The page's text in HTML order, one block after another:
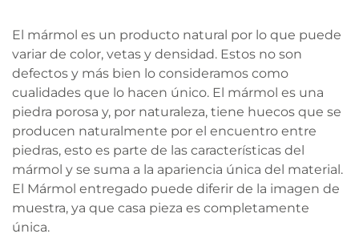
El mármol es un producto natural por lo que puede
variar de color, vetas y densidad. Estos no son
defectos y más bien lo consideramos como
cualidades que lo hacen único. El mármol es una
piedra porosa y, por naturaleza, tiene huecos que se
producen naturalmente por el encuentro entre
piedras, esto es parte de las características del
mármol y se suma a la apariencia única del material.
El Mármol entregado puede diferir de la imagen de
muestra, ya que casa pieza es completamente
única.